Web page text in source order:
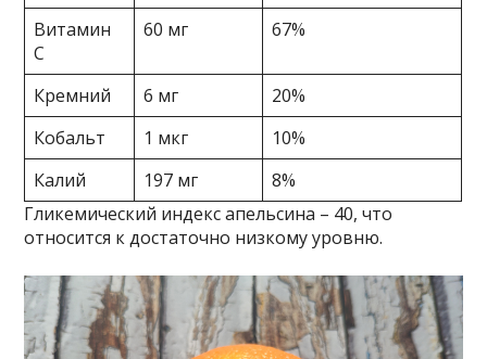
Витамин
C
60 мг 67%
Кремний 6 мг
20%
Кобальт
1 мкг
10%
Калий
197 мг
8%
Гликемический индекс апельсина – 40, что
относится к достаточно низкому уровню.